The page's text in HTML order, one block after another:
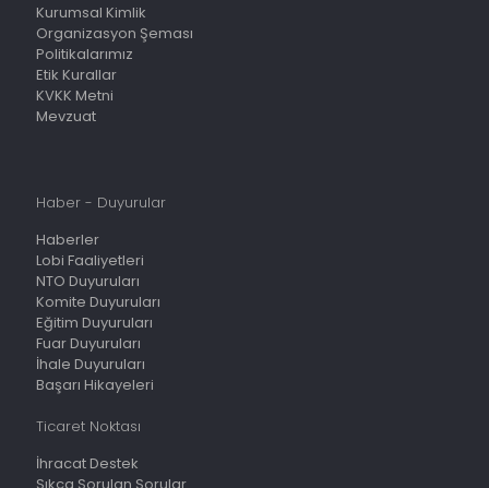
Kurumsal Kimlik
Organizasyon Şeması
Politikalarımız
Etik Kurallar
KVKK Metni
Mevzuat
Haber - Duyurular
Haberler
Lobi Faaliyetleri
NTO Duyuruları
Komite Duyuruları
Eğitim Duyuruları
Fuar Duyuruları
İhale Duyuruları
Başarı Hikayeleri
Ticaret Noktası
İhracat Destek